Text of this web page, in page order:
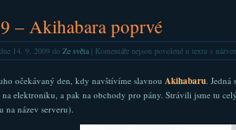
– Akihabara poprvé
14. 9. 2009 do Ze světa| Komentáře nejsou povolenéu textu s
očekávaný den, kdy navštívíme slavnou Akihabaru. Jedná
na elektroniku, a pak na obchody pro pány. Strávili jsme tu
na název serveru).